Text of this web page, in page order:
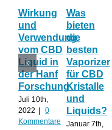
Wirkung
und
Verwendung
vom CBD
Liquid in
der Hanf
Forschung
Juli 10th,
2022
0
Kommentare
Was
bieten
die
besten
Vaporizer
für CBD
Kristalle
und
Liquids?
Januar 7th,